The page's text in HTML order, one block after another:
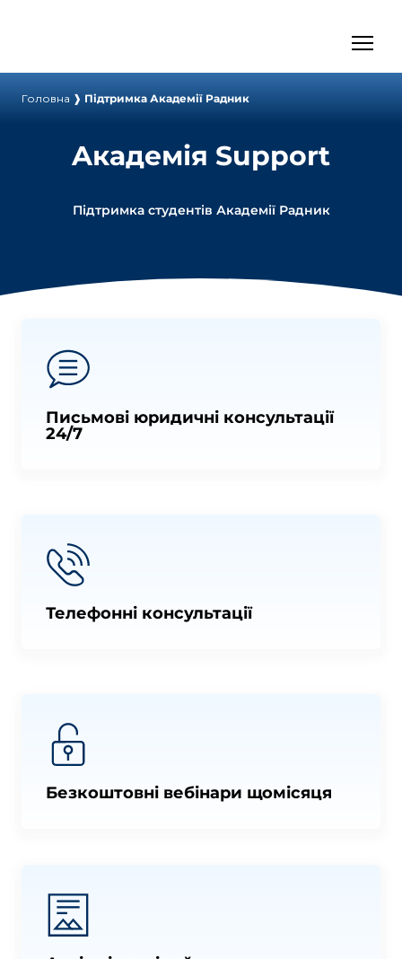
Головна ❱ Підтримка Академії Радник
Aкадемія Support
Підтримка студентів Академії Радник
Письмові юридичні консультації
24/7
Телефонні консультації
Безкоштовні вебінари щомісяця